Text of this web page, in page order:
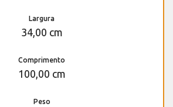
Largura
34,00 cm
Comprimento
100,00 cm
Peso